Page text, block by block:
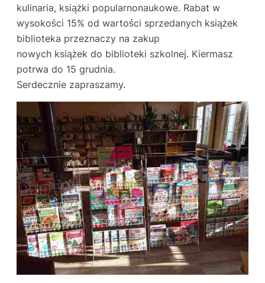
kulinaria, książki popularnonaukowe. Rabat w
wysokości 15% od wartości sprzedanych książek
biblioteka przeznaczy na zakup
nowych książek do biblioteki szkolnej. Kiermasz
potrwa do 15 grudnia.
Serdecznie zapraszamy.